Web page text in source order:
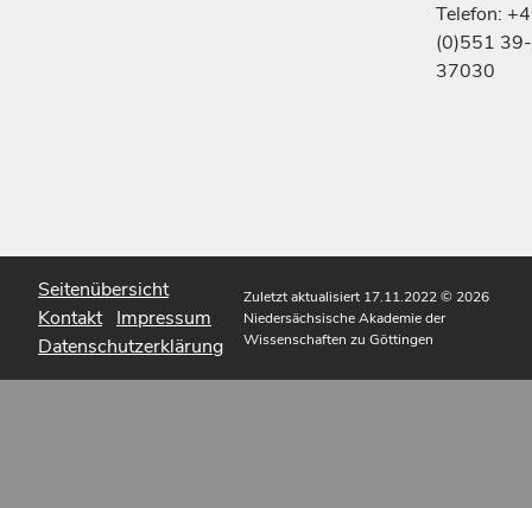
Telefon:
(0)551 39-
37030
Seitenübersicht
Kontakt Impressum
Datenschutzerklärung
Zuletzt aktualisiert 17.11.2022© 2026
Niedersächsische Akademie der
Wissenschaften zu Göttingen